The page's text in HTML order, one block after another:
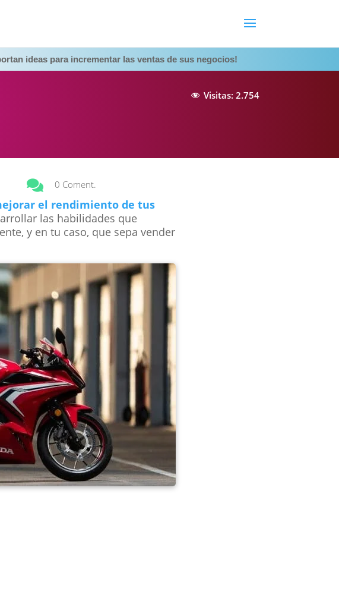
ideas para incrementar las ventas de sus negocios!
Visitas: 2.754
 0 Coment.
el rendimiento de tus
las habilidades que
y en tu caso, que sepa vender